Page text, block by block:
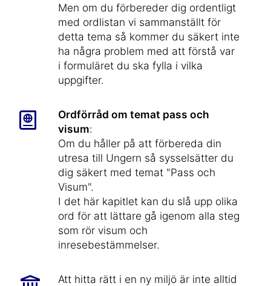
Men om du förbereder dig ordentligt
med ordlistan vi sammanställt för
detta tema så kommer du säkert inte
ha några problem med att förstå var
i formuläret du ska fylla i vilka
uppgifter.
Ordförråd om temat pass och
visum:
Om du håller på att förbereda din
utresa till Ungern så sysselsätter du
dig säkert med temat "Pass och
Visum".
I det här kapitlet kan du slå upp olika
ord för att lättare gå igenom alla steg
som rör visum och
inresebestämmelser.
Att hitta rätt i en ny miljö är inte alltid